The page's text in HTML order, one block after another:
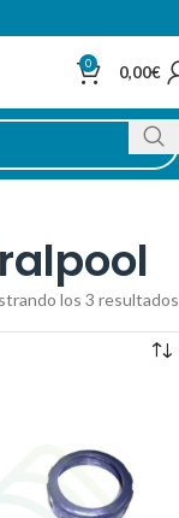
0 0,00€
los 3 resultados